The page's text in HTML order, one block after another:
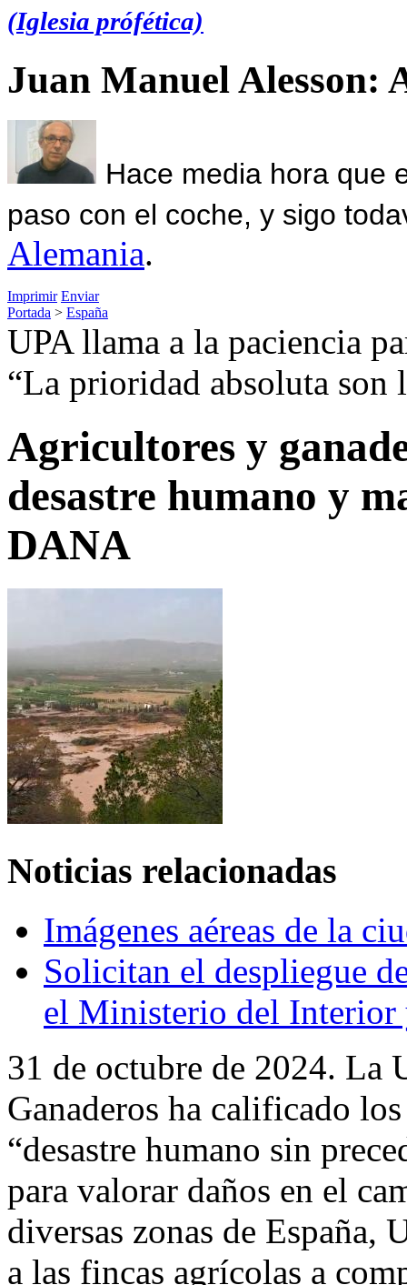
(Iglesia prófética)
Juan Manuel Alesson:
Hace media hora que
paso con el coche, y sigo
Alemania.
Imprimir Enviar
Portada > España
UPA llama a la paciencia
“La prioridad absoluta son
Agricultores y
desastre humano y
DANA
Noticias relacionadas
Imágenes aéreas de la
Solicitan el despliegue
el Ministerio del Interior
31 de octubre de 2024. La
Ganaderos ha calificado
“desastre humano sin
para valorar daños en el
diversas zonas de España,
a las fincas agrícolas a